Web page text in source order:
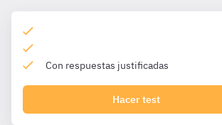
Con respuestas justificadas
Hacer test